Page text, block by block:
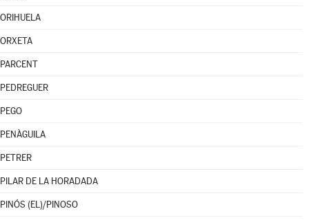
ORIHUELA
ORXETA
PARCENT
PEDREGUER
PEGO
PENÀGUILA
PETRER
PILAR DE LA HORADADA
PINÓS (EL)/PINOSO